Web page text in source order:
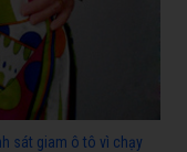
sát giam ô tô vì chạy